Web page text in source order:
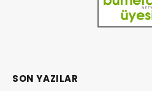
SON YAZILAR